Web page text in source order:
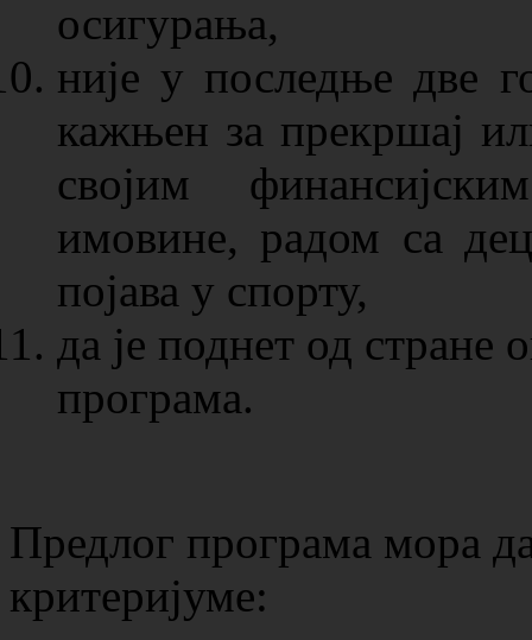
осигурања,
није у последње две
кажњен за прекршај
својим
имовине, радом са
појава у спорту,
да је поднет од стране
програма.
Предлог програма мора
критеријуме: